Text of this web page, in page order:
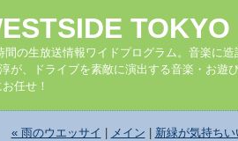
TOKYO
間の生放送情報ワイドプログラム。音楽に
が、ドライブを素敵に演出する音楽・お遊
お任せ！
« 雨のウエッサイ メイン 新緑が気持ちい